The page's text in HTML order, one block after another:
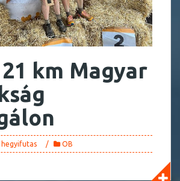
km Magyar
hegyifutas OB